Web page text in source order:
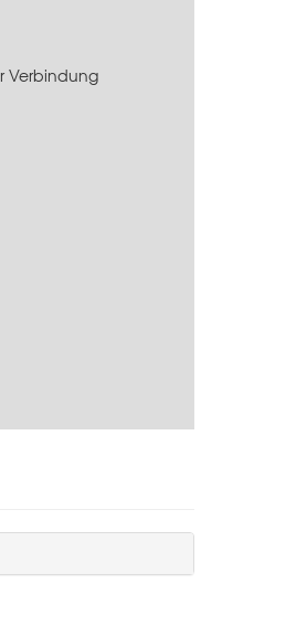
Verbindung